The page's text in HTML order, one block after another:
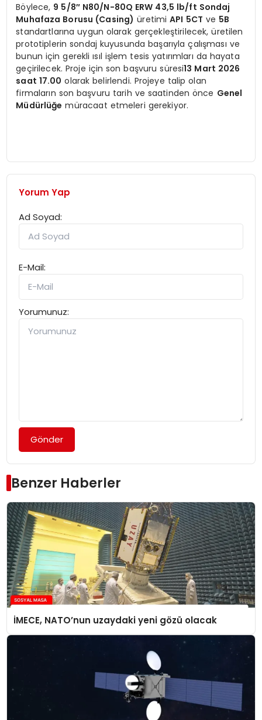
Böylece, 9 5/8″ N80/N-80Q ERW 43,5 lb/ft Sondaj
Muhafaza Borusu (Casing) üretimiAPI 5CT ve 5B
standartlarına uygun olarak gerçekleştirilecek, üretilen
prototiplerin sondaj kuyusunda başarıyla çalışması ve
bunun için gerekli ısıl işlem tesis yatırımları da hayata
geçirilecek. Proje için son başvuru süresi13 Mart 2026
saat 17.00 olarak belirlendi. Projeye talip olan
firmaların son başvuru tarih ve saatinden önce Genel
Müdürlüğe müracaat etmeleri gerekiyor.
Yorum Yap
Ad Soyad:
E-Mail:
Yorumunuz:
Gönder
Benzer Haberler
İMECE, NATO’nun uzaydaki yeni gözü olacak